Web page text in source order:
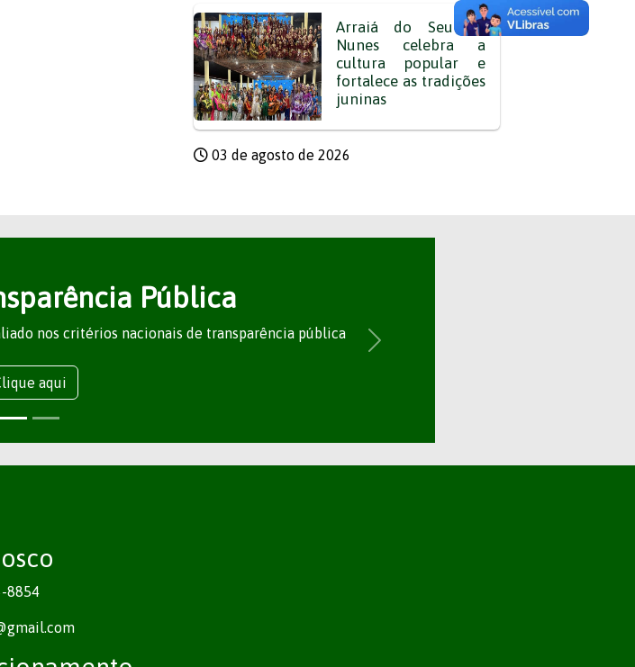
Arraiá do Seu Zé
Nunes celebra a
cultura popular e
fortalece as tradições
juninas
03 de agosto de 2026
Pública
nos critérios nacionais de transparência pública
aqui
8854